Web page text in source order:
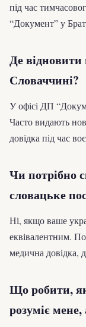
під час
“Документ” у
Де відновити
Словаччині?
У офісі ДП
Часто видають
довідка під час
Чи потрібно
словацьке
Ні, якщо ваше
еквівалентним.
медична довідка,
Що робити,
розуміє